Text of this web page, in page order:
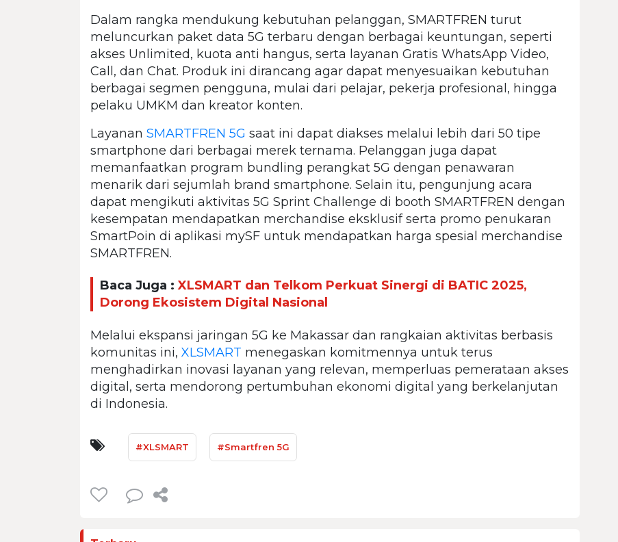
Dalam rangka mendukung kebutuhan pelanggan, SMARTFREN turut
meluncurkan paket data 5G terbaru dengan berbagai keuntungan, seperti
akses Unlimited, kuota anti hangus, serta layanan Gratis WhatsApp Video,
Call, dan Chat. Produk ini dirancang agar dapat menyesuaikan kebutuhan
berbagai segmen pengguna, mulai dari pelajar, pekerja profesional, hingga
pelaku UMKM dan kreator konten.
Layanan SMARTFREN 5G saat ini dapat diakses melalui lebih dari 50 tipe
smartphone dari berbagai merek ternama. Pelanggan juga dapat
memanfaatkan program bundling perangkat 5G dengan penawaran
menarik dari sejumlah brand smartphone. Selain itu, pengunjung acara
dapat mengikuti aktivitas 5G Sprint Challenge di booth SMARTFREN dengan
kesempatan mendapatkan merchandise eksklusif serta promo penukaran
SmartPoin di aplikasi mySF untuk mendapatkan harga spesial merchandise
SMARTFREN.
Baca Juga :XLSMART dan Telkom Perkuat Sinergi di BATIC 2025,
Dorong Ekosistem Digital Nasional
Melalui ekspansi jaringan 5G ke Makassar dan rangkaian aktivitas berbasis
komunitas ini, XLSMART menegaskan komitmennya untuk terus
menghadirkan inovasi layanan yang relevan, memperluas pemerataan akses
digital, serta mendorong pertumbuhan ekonomi digital yang berkelanjutan
di Indonesia.
#XLSMART #Smartfren 5G